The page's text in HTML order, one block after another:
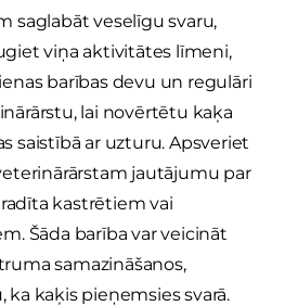
saglabāt veselīgu svaru,
viņa aktivitātes līmeni,
barības devu un regulāri
lai novērtētu kaķa
saistībā ar uzturu. Apsveriet
jautājumu par
kastrētiem vai
Šāda barība var veicināt
samazināšanos,
ka kaķis pieņemsies svarā.